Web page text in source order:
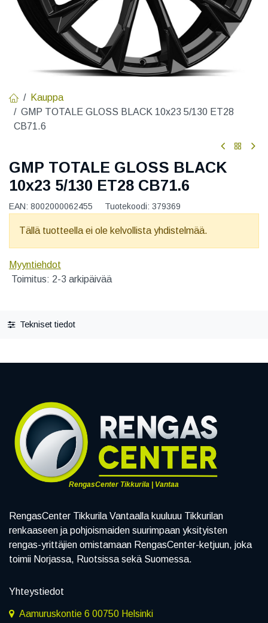
Kauppa
GMP TOTALE GLOSS BLACK 10x23 5/130 ET28
CB71.6
GMP TOTALE GLOSS BLACK
10x23 5/130 ET28 CB71.6
EAN: 8002000062455 Tuotekoodi: 379369
Tällä tuotteella ei ole kelvollista yhdistelmää.
Myyntiehdot
Toimitus: 2-3 arkipäivää
Tekniset tiedot
RengasCenter Tikkurila | Vantaa
RengasCenter Tikkurila Vantaalla kuuluuu Tikkurilan
renkaaseen ja pohjoismaiden suurimpaan yksityisten
rengas-yrittäjien omistamaan RengasCenter-ketjuun, joka
toimii Norjassa, Ruotsissa sekä Suomessa.
Yhteystiedot
Aamuruskontie 6 00750 Helsinki